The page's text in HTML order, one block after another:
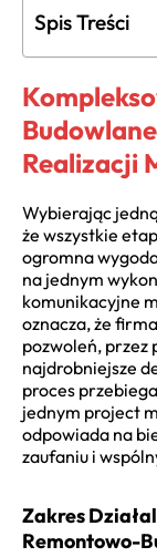
Spis Treści
Realizacji
Wybierając
że wszystkie
ogromna
na jednym
komunikacyjne
oznacza, że
pozwoleń, przez
najdrobniejsze
proces
jednym project
odpowiada na
zaufaniu i
Zakres
Remontowo-